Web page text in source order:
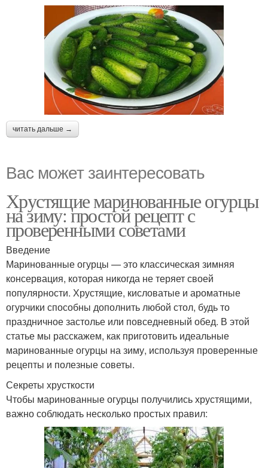
читать дальше →
Вас может заинтересовать
Хрустящие маринованные огурцы
на зиму: простой рецепт с
проверенными советами
Введение
Маринованные огурцы — это классическая зимняя
консервация, которая никогда не теряет своей
популярности. Хрустящие, кисловатые и ароматные
огурчики способны дополнить любой стол, будь то
праздничное застолье или повседневный обед. В этой
статье мы расскажем, как приготовить идеальные
маринованные огурцы на зиму, используя проверенные
рецепты и полезные советы.
Секреты хрусткости
Чтобы маринованные огурцы получились хрустящими,
важно соблюдать несколько простых правил: